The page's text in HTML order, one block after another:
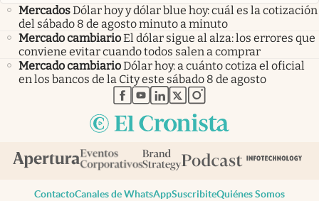
MercadosDólar hoy y dólar blue hoy: cuál es la cotización
del sábado 8 de agosto minuto a minuto
Mercado cambiarioEl dólar sigue al alza: los errores que
conviene evitar cuando todos salen a comprar
Mercado cambiarioDólar hoy: a cuánto cotiza el oficial
en los bancos de la City este sábado 8 de agosto
abre en nueva pestaña
abre en nueva pestaña
abre en nueva pestaña
abre en nueva pestaña
abre en nueva pestaña
ContactoCanales de WhatsAppSuscribiteQuiénes Somos